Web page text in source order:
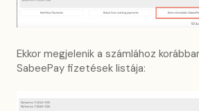
Ekkor megjelenik a számlához
SabeePay fizetések listája: